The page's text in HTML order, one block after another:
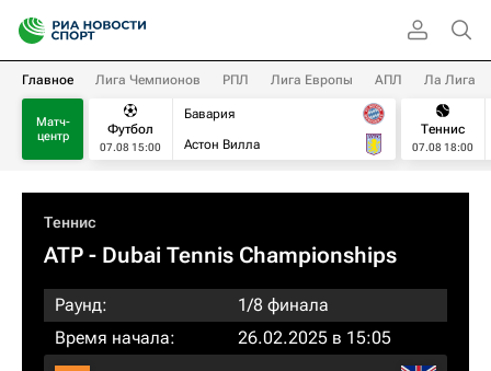
Главное Лига Чемпионов РПЛ Лига Европы АПЛ Ла Лига
Матч-
центр
Футбол
07.08 15:00
Бавария
Астон Вилла
Теннис
07.08 18:00
Теннис
ATP - Dubai Tennis Championships
Раунд:
1/8 финала
Время начала:
26.02.2025 в 15:05